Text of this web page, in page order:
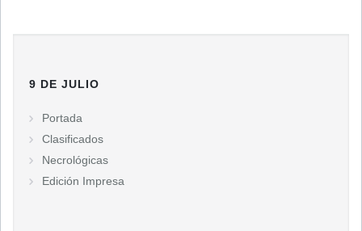
9 DE JULIO
Portada
Clasificados
Necrológicas
Edición Impresa